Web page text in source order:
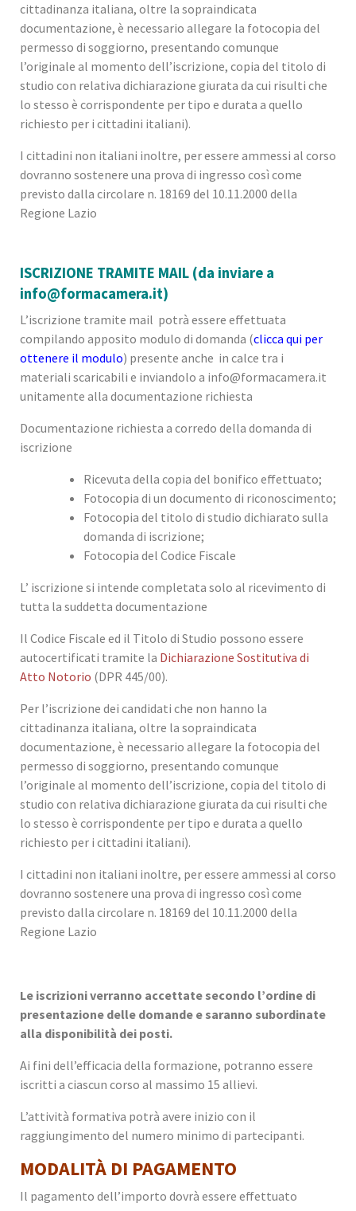
cittadinanza italiana, oltre la sopraindicata
documentazione, è necessario allegare la fotocopia del
permesso di soggiorno, presentando comunque
l’originale al momento dell’iscrizione, copia del titolo di
studio con relativa dichiarazione giurata da cui risulti che
lo stesso è corrispondente per tipo e durata a quello
richiesto per i cittadini italiani).
I cittadini non italiani inoltre, per essere ammessi al corso
dovranno sostenere una prova di ingresso così come
previsto dalla circolare n. 18169 del 10.11.2000 della
Regione Lazio
ISCRIZIONE TRAMITE MAIL (da inviare a
info@formacamera.it)
L’iscrizione tramite mail potrà essere effettuata
compilando apposito modulo di domanda (clicca qui per
ottenere il modulo) presente anche in calce tra i
materiali scaricabili e inviandolo a info@formacamera.it
unitamente alla documentazione richiesta
Documentazione richiesta a corredo della domanda di
iscrizione
Ricevuta della copia del bonifico effettuato;
Fotocopia di un documento di riconoscimento;
Fotocopia del titolo di studio dichiarato sulla
domanda di iscrizione;
Fotocopia del Codice Fiscale
L’ iscrizione si intende completata solo al ricevimento di
tutta la suddetta documentazione
Il Codice Fiscale ed il Titolo di Studio possono essere
autocertificati tramite la Dichiarazione Sostitutiva di
Atto Notorio (DPR 445/00).
Per l’iscrizione dei candidati che non hanno la
cittadinanza italiana, oltre la sopraindicata
documentazione, è necessario allegare la fotocopia del
permesso di soggiorno, presentando comunque
l’originale al momento dell’iscrizione, copia del titolo di
studio con relativa dichiarazione giurata da cui risulti che
lo stesso è corrispondente per tipo e durata a quello
richiesto per i cittadini italiani).
I cittadini non italiani inoltre, per essere ammessi al corso
dovranno sostenere una prova di ingresso così come
previsto dalla circolare n. 18169 del 10.11.2000 della
Regione Lazio
Le iscrizioni verranno accettate secondo l’ordine di
presentazione delle domande e saranno subordinate
alla disponibilità dei posti.
Ai fini dell’efficacia della formazione, potranno essere
iscritti a ciascun corso al massimo 15 allievi.
L’attività formativa potrà avere inizio con il
raggiungimento del numero minimo di partecipanti.
MODALITÀ DI PAGAMENTO
Il pagamento dell’importo dovrà essere effettuato